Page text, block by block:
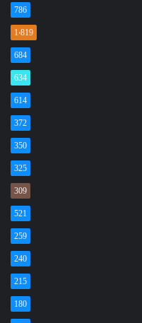
786
1٬819
684
634
614
372
350
325
309
521
259
240
215
180